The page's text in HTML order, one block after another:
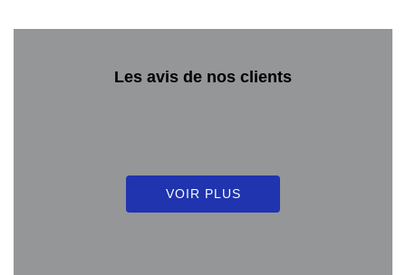
Les avis de nos clients
VOIR PLUS